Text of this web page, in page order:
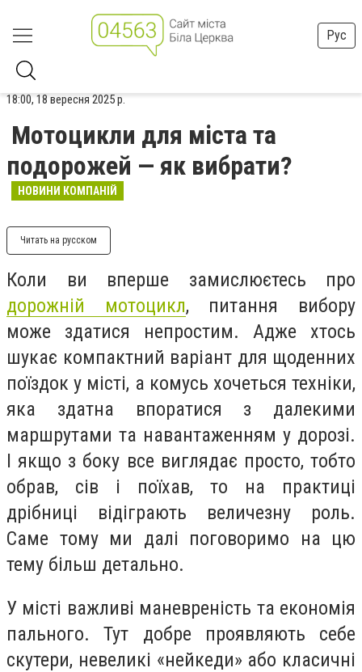
Рус
18:00, 18 вересня 2025 р.
Мотоцикли для міста та
подорожей — як вибрати?
НОВИНИ КОМПАНІЙ
Читать на русском
Коли ви вперше замислюєтесь про
дорожній мотоцикл, питання вибору
може здатися непростим. Адже хтось
шукає компактний варіант для щоденних
поїздок у місті, а комусь хочеться техніки,
яка здатна впоратися з далекими
маршрутами та навантаженням у дорозі.
І якщо з боку все виглядає просто, тобто
обрав, сів і поїхав, то на практиці
дрібниці відіграють величезну роль.
Саме тому ми далі поговоримо на цю
тему більш детально.
У місті важливі маневреність та економія
пального. Тут добре проявляють себе
скутери, невеликі «нейкеди» або класичні